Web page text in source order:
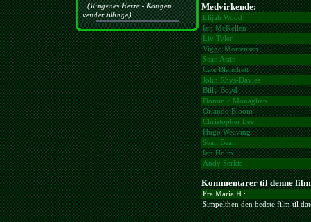
(Ringenes Herre - Kongen
vender tilbage)
Medvirkende:
Elijah Wood
Ian McKellen
Liv Tyler
Viggo Mortensen
Sean Astin
Cate Blanchett
John Rhys-Davies
Billy Boyd
Dominic Monaghan
Orlando Bloom
Christopher Lee
Hugo Weaving
Sean Bean
Ian Holm
Andy Serkis
Kommentarer til denne
Fra Maria H.:
Simpelthen den bedste film til